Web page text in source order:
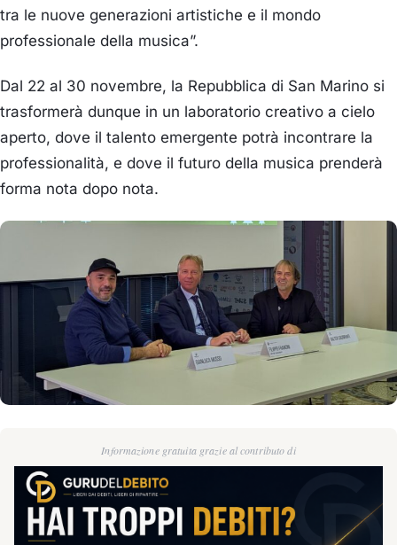
tra le nuove generazioni artistiche e il mondo
professionale della musica”.
Dal 22 al 30 novembre, la Repubblica di San Marino si
trasformerà dunque in un laboratorio creativo a cielo
aperto, dove il talento emergente potrà incontrare la
professionalità, e dove il futuro della musica prenderà
forma nota dopo nota.
Informazione gratuita grazie al contributo di